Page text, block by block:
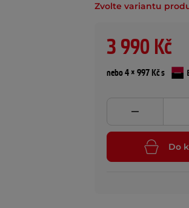
Zvolte variantu
3 990 Kč
nebo 4 × 997 Kč s
Do